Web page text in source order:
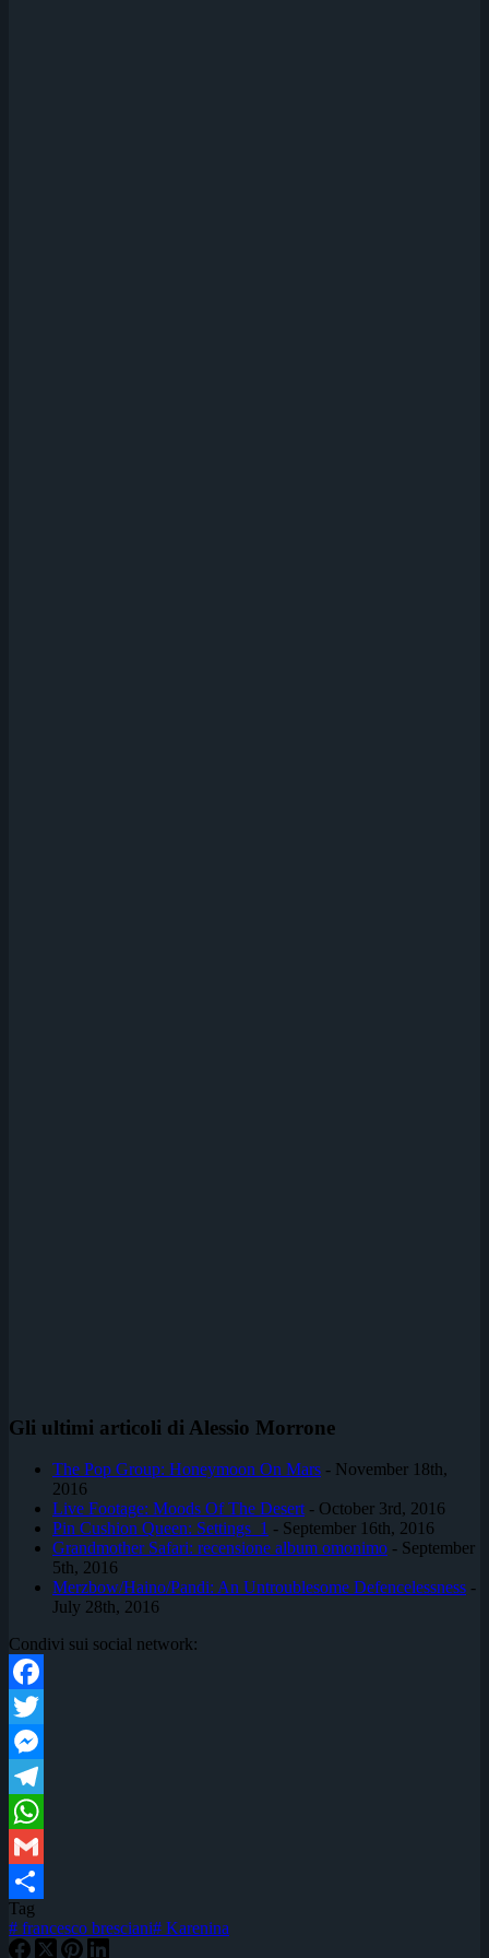
Gli ultimi articoli di Alessio Morrone
The Pop Group: Honeymoon On Mars - November 18th,
2016
Live Footage: Moods Of The Desert - October 3rd, 2016
Pin Cushion Queen: Settings_1 - September 16th, 2016
Grandmother Safari: recensione album omonimo - September
5th, 2016
Merzbow/Haino/Pandi: An Untroublesome Defencelessness -
July 28th, 2016
Condivi sui social network:
Facebook
Twitter
Messenger
Telegram
WhatsApp
Gmail
Condividi
Tag
# francesco bresciani# Karenina